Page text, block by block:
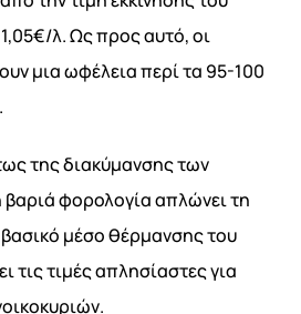
λ. Ως προς αυτό, οι
μια ωφέλεια περί τα 95-100
της διακύμανσης των
φορολογία απλώνει τη
μέσο θέρμανσης του
τις τιμές απλησίαστες για